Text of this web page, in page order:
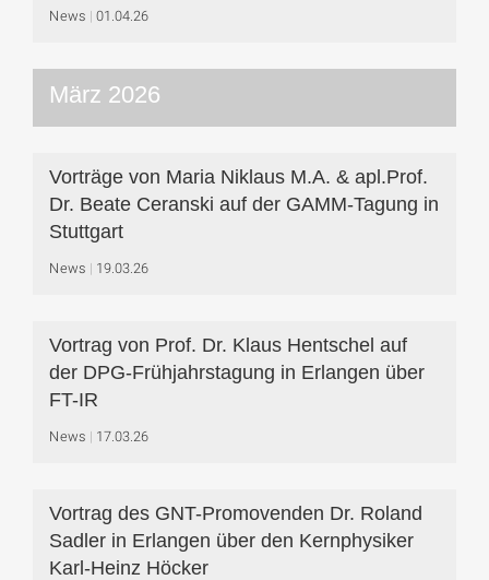
News 01.04.26
März 2026
Vorträge von Maria Niklaus M.A. & apl.Prof.
Dr. Beate Ceranski auf der GAMM-Tagung in
Stuttgart
News 19.03.26
Vortrag von Prof. Dr. Klaus Hentschel auf
der DPG-Frühjahrstagung in Erlangen über
FT-IR
News 17.03.26
Vortrag des GNT-Promovenden Dr. Roland
Sadler in Erlangen über den Kernphysiker
Karl-Heinz Höcker